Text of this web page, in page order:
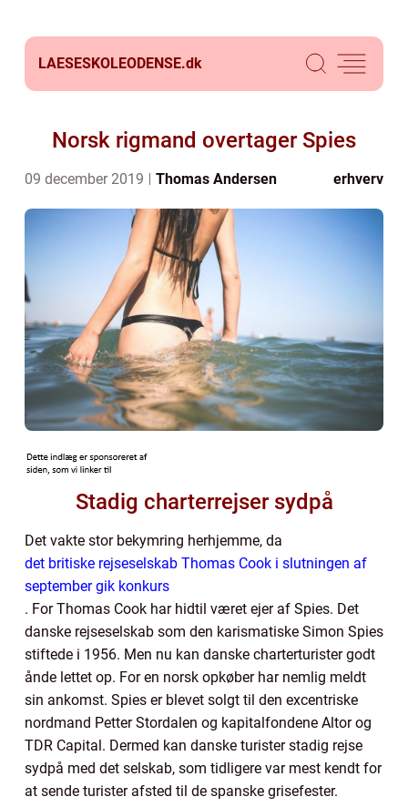
LAESESKOLEODENSE.dk
Norsk rigmand overtager Spies
09 december 2019 Thomas Andersen erhverv
Stadig charterrejser sydpå
Det vakte stor bekymring herhjemme, da
det britiske rejseselskab Thomas Cook i slutningen af
september gik konkurs
. For Thomas Cook har hidtil været ejer af Spies. Det
danske rejseselskab som den karismatiske Simon Spies
stiftede i 1956. Men nu kan danske charterturister godt
ånde lettet op. For en norsk opkøber har nemlig meldt
sin ankomst. Spies er blevet solgt til den excentriske
nordmand Petter Stordalen og kapitalfondene Altor og
TDR Capital. Dermed kan danske turister stadig rejse
sydpå med det selskab, som tidligere var mest kendt for
at sende turister afsted til de spanske grisefester.